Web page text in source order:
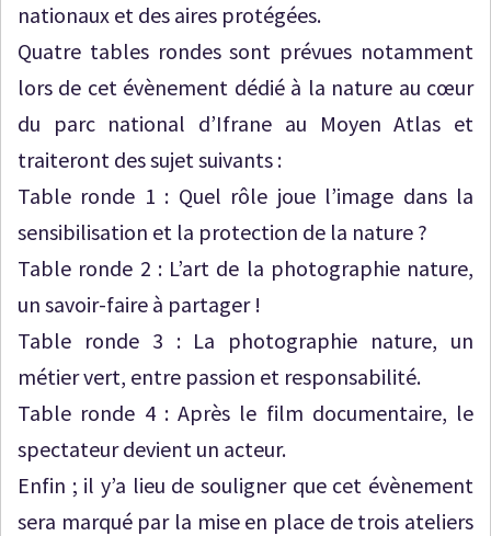
nationaux et des aires protégées.
Quatre tables rondes sont prévues notamment
lors de cet évènement dédié à la nature au cœur
du parc national d’Ifrane au Moyen Atlas et
traiteront des sujet suivants :
Table ronde 1 : Quel rôle joue l’image dans la
sensibilisation et la protection de la nature ?
Table ronde 2 : L’art de la photographie nature,
un savoir-faire à partager !
Table ronde 3 : La photographie nature, un
métier vert, entre passion et responsabilité.
Table ronde 4 : Après le film documentaire, le
spectateur devient un acteur.
Enfin ; il y’a lieu de souligner que cet évènement
sera marqué par la mise en place de trois ateliers